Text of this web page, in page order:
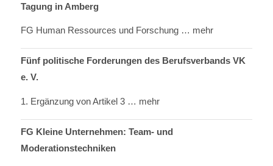
Tagung in Amberg
FG Human Ressources und Forschung … mehr
Fünf politische Forderungen des Berufsverbands VK
e. V.
1. Ergänzung von Artikel 3 … mehr
FG Kleine Unternehmen: Team- und
Moderationstechniken